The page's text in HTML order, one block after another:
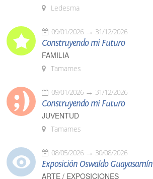
Ledesma
09/01/2026 31/12/2026
Construyendo mi Futuro
FAMILIA
Tamames
09/01/2026 31/12/2026
Construyendo mi Futuro
JUVENTUD
Tamames
08/05/2026 30/08/2026
Exposición Oswaldo Guayasamín
ARTE / EXPOSICIONES